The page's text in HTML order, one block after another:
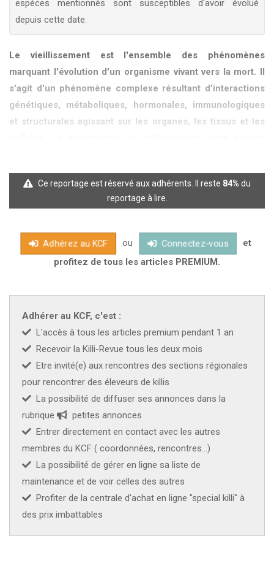
17-20 sep 2026
CZKA RÉPUBLIQUE TCHÈQUE :
25-27 sep 2026 KCF FRANCE : 52ème congrès du KCF
16-18 oct 2026 APK PORTUGAL :Congrès de l'APK 2026
espèces mentionnés sont susceptibles d'avoir évolué
depuis cette date.
Le vieillissement est l'ensemble des phénomènes
marquant l'évolution d'un organisme vivant vers la mort. II
s'agit d'un phénomène complexe résultant d'interactions
génétiques, métaboliques, hormonales, immunologiques
et structurales agissant sur les organes, les tissus et les
On sait que chaque espèce est caractérisée par une durée
maximale de vie (115 à 120 ans chez l'homme). On sait
également que chaque type cellulaire, par exemple, a un
que ce nombre diminue lorsque l'individu vieillit. De multiples
théories ont été proposées. Les unes font appel à l'usure du
de l'ADN en protéines, perte de la résistance aux radicaux libres,
accumulation progressive de déchets toxiques.D'autres
théories sont basées sur le génome programmes génétiques
de sénescence modulés par des gènes de longévité, erreurs de
la réplication de l'ADN, perte progressive d'ADN, anomalies de la
réparation de l'ADN. Aucune d
Ce reportage est réservé aux adhérents. Il reste 84% du
reportage à lire.
Adhérez au KCF ou Connectez-vous
et
profitez de tous les articles PREMIUM.
Adhérer au KCF, c'est :
L'accès à tous les articles premium pendant 1 an
Recevoir la Killi-Revue tous les deux mois
Etre invité(e) aux rencontres des sections régionales
pour rencontrer des éleveurs de killis
La possibilité de diffuser ses annonces dans la
rubrique
petites annonces
Entrer directement en contact avec les autres
membres du KCF ( coordonnées, rencontres...)
La possibilité de gérer en ligne sa liste de
maintenance et de voir celles des autres
Profiter de la centrale d'achat en ligne "special killi" à
des prix imbattables